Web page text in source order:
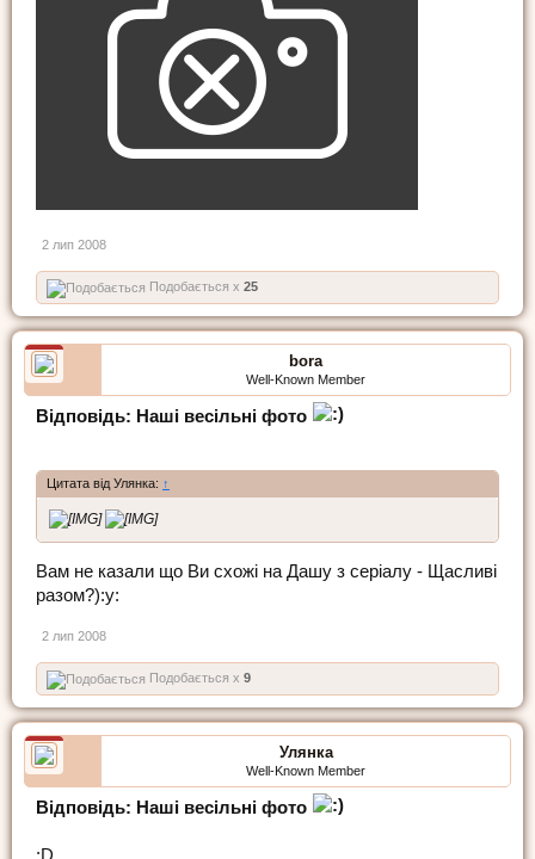
2 лип 2008
Подобається x 25
bora
Well-Known Member
Відповідь: Наші весільні фото
Цитата від Улянка: ↑
Вам не казали що Ви схожі на Дашу з серіалу - Щасливі
разом?):y:
2 лип 2008
Подобається x 9
Улянка
Well-Known Member
Відповідь: Наші весільні фото